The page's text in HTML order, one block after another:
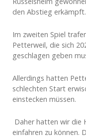
den Abstieg erkämpft.
Im zweiten Spiel
Petterweil, die sich
geschlagen geben
Allerdings hatten
schlechten Start
einstecken müssen.
Daher hatten wir die
einfahren zu können.